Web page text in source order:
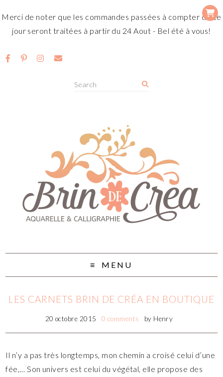
Merci de noter que les commandes passées à compter de ce
jour seront traitées à partir du 24 Aout - Bel été à vous!
MENU
LES CARNETS BRIN DE CRÉA EN BOUTIQUE
20 octobre 2015 0 comments by Henry
Il n’y a pas très longtemps, mon chemin a croisé celui d’une
fée,… Son univers est celui du végétal, elle propose des